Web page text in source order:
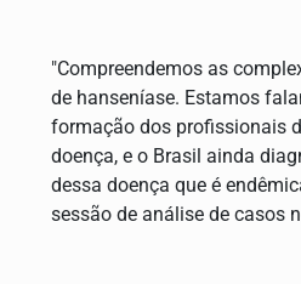
"Compreendemos as
de hanseníase. Estamos
formação dos profissionais
doença, e o Brasil ainda
dessa doença que é
sessão de análise de casos